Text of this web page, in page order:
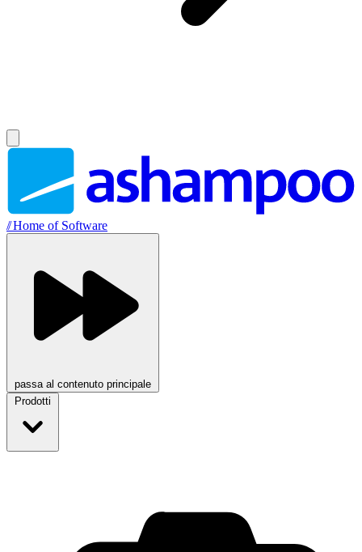
//Home of Software
passa al contenuto principale
Prodotti